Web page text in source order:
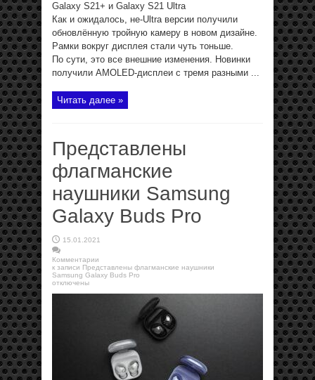
Galaxy S21+ и Galaxy S21 Ultra
Как и ожидалось, не-Ultra версии получили
обновлённую тройную камеру в новом дизайне.
Рамки вокруг дисплея стали чуть тоньше.
По сути, это все внешние изменения. Новинки
получили AMOLED-дисплеи с тремя разными ...
Читать далее »
Представлены
флагманские
наушники Samsung
Galaxy Buds Pro
15.01.2021
Комментарии
к записи Представлены флагманские наушники
Samsung Galaxy Buds Pro
отключены